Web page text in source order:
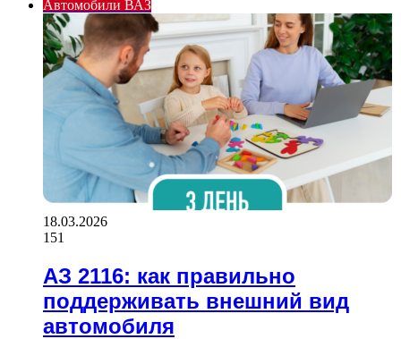
Автомобили ВАЗ
18.03.2026
151
АЗ 2116: как правильно
поддерживать внешний вид
автомобиля